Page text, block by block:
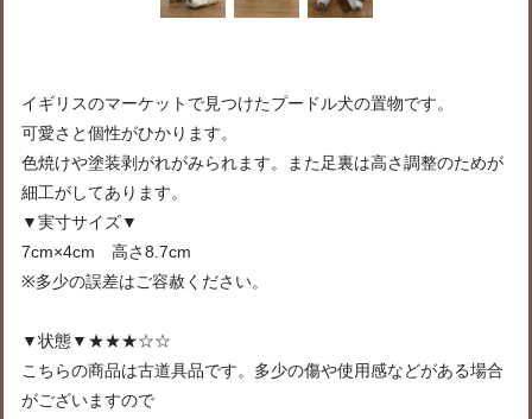
イギリスのマーケットで見つけたプードル犬の置物です。
可愛さと個性がひかります。
色焼けや塗装剥がれがみられます。また足裏は高さ調整のためが
細工がしてあります。
▼実寸サイズ▼
7cm×4cm 高さ8.7cm
※多少の誤差はご容赦ください。
▼状態▼★★★☆☆
こちらの商品は古道具品です。多少の傷や使用感などがある場合
がございますので